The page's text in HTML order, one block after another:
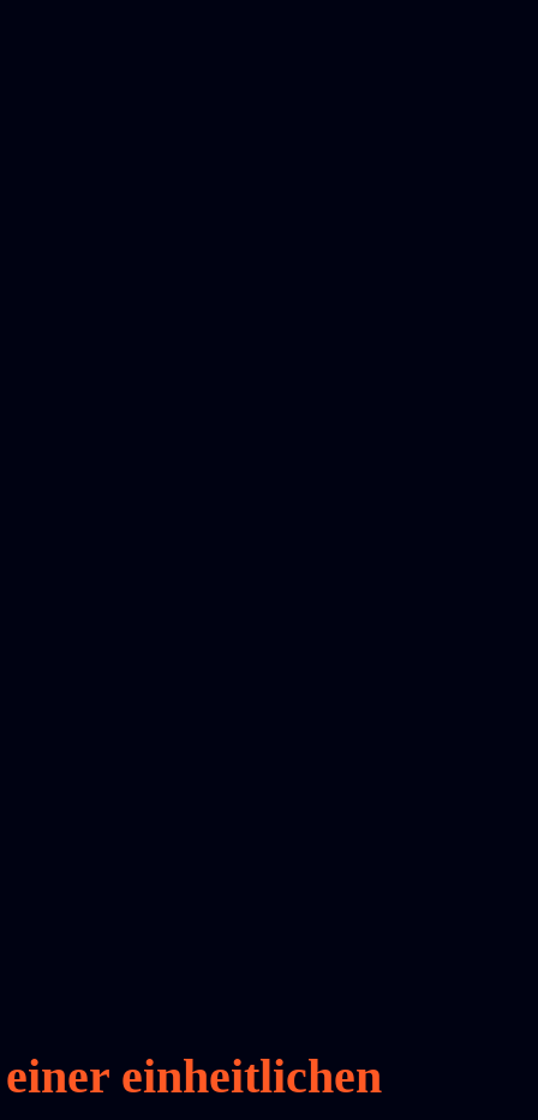
einer einheitlichen